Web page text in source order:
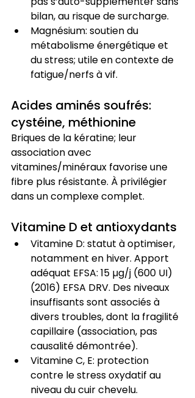
bilan, au risque de surcharge.
Magnésium: soutien du
métabolisme énergétique et
du stress; utile en contexte de
fatigue/nerfs à vif.
Acides aminés soufrés:
cystéine, méthionine
Briques de la kératine; leur
association avec
vitamines/minéraux favorise une
fibre plus résistante. À privilégier
dans un complexe complet.
Vitamine D et antioxydants
Vitamine D: statut à optimiser,
notamment en hiver. Apport
adéquat EFSA: 15 µg/j (600 UI)
(2016) EFSA DRV. Des niveaux
insuffisants sont associés à
divers troubles, dont la fragilité
capillaire (association, pas
causalité démontrée).
Vitamine C, E: protection
contre le stress oxydatif au
niveau du cuir chevelu.